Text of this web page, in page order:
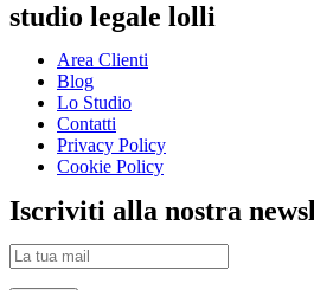
studio legale lolli
Area Clienti
Blog
Lo Studio
Contatti
Privacy Policy
Cookie Policy
Iscriviti alla nostra